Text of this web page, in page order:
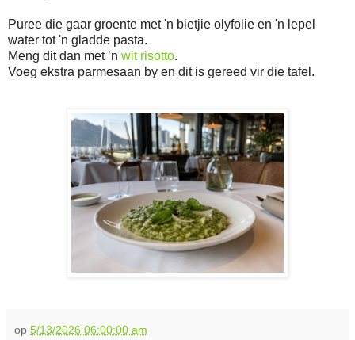
Puree die gaar groente met 'n bietjie olyfolie en 'n lepel
water tot 'n gladde pasta.
Meng dit dan met ’n wit risotto.
Voeg ekstra parmesaan by en dit is gereed vir die tafel.
op 5/13/2026 06:00:00 am